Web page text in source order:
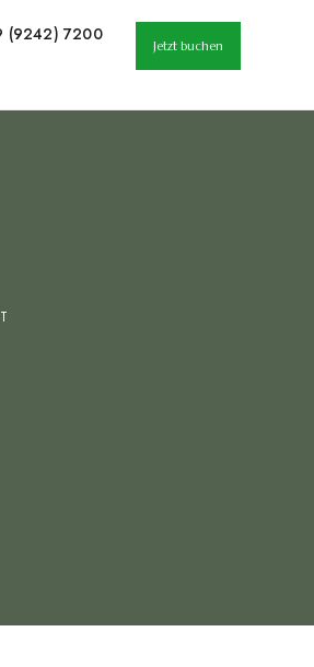
(9242) 7200
Jetzt buchen